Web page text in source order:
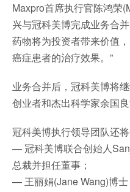
Maxpro首席执行官陈鸿荣
兴与冠科美博完成业务合
药物将为投资者带来价值
癌症患者的治疗效果。”
业务合并后，冠科美博将
创业者和杰出科学家余国
冠科美博执行领导团队还将
— 冠科美博联合创始人
总裁并担任董事；
— 王丽娟(Jane Wang)博士